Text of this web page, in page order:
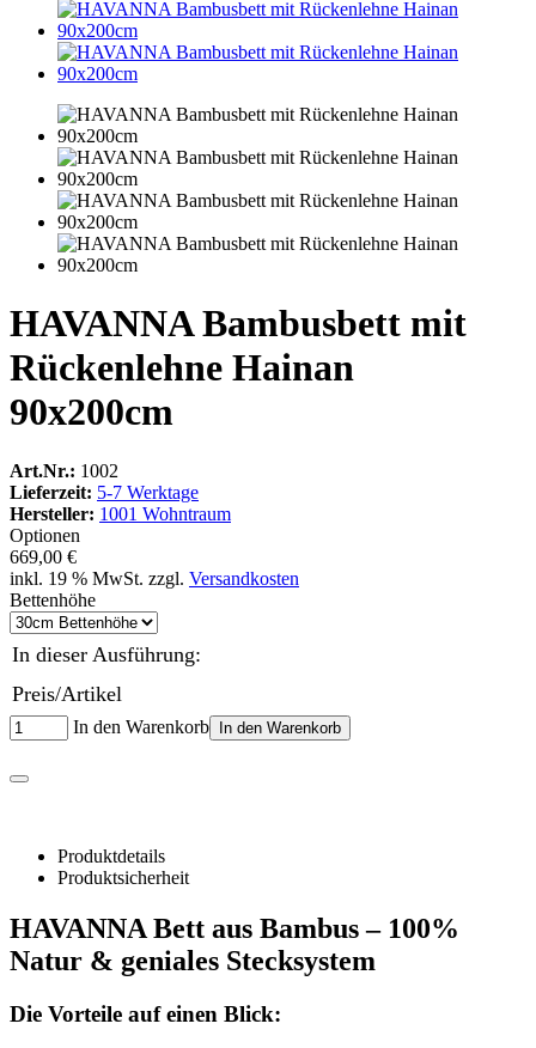
HAVANNA Bambusbett mit
Rückenlehne Hainan
90x200cm
Art.Nr.: 1002
Lieferzeit: 5-7 Werktage
Hersteller: 1001 Wohntraum
Optionen
669,00 €
inkl. 19 % MwSt. zzgl. Versandkosten
Bettenhöhe
In dieser Ausführung:
Preis/Artikel
In den Warenkorb In den Warenkorb
Produktdetails
Produktsicherheit
HAVANNA Bett aus Bambus – 100%
Natur & geniales Stecksystem
Die Vorteile auf einen Blick: